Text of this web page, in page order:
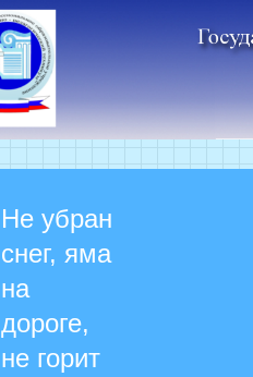
Не убран
снег, яма
на
дороге,
не горит